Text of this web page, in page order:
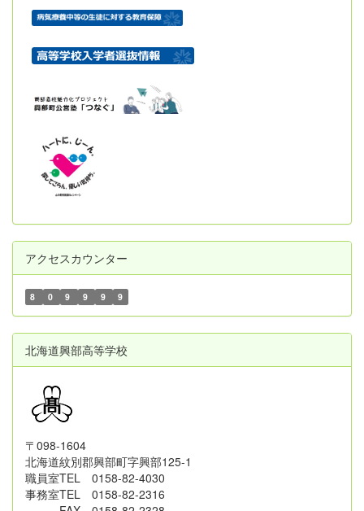
アクセスカウンター
8 0 9 9 9 9
北海道興部高等学校
〒098-1604
北海道紋別郡興部町字興部125-1
職員室TEL 0158-82-4030
事務室TEL 0158-82-2316